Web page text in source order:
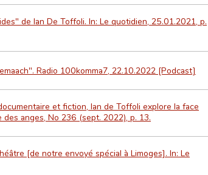
de Ian De Toffoli. In: Le quotidien, 25.01.2021, p.
Radio 100komma7, 22.10.2022 [Podcast]
et fiction, Ian de Toffoli explore la face
anges, No 236 (sept. 2022), p. 13.
[de notre envoyé spécial à Limoges]. In: Le